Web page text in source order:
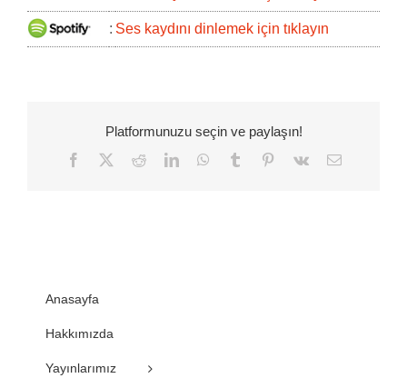
: Ses kaydını dinlemek için tıklayın
Platformunuzu seçin ve paylaşın!
Facebook
TwitterRedditLinkedInWhatsApp
Tumblr Pinterest
Vk
E-
Anasayfa
Hakkımızda
Yayınlarımız